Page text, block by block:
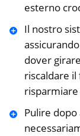
esterno
Il nostro
dover
riscaldare
Pulire